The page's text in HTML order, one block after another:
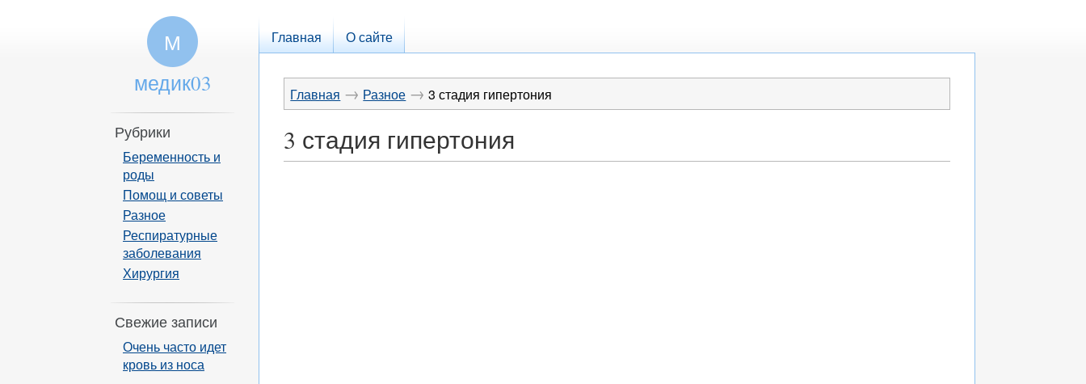
Главная О сайте
Главная → Разное → 3 стадия гипертония
3 стадия гипертония
М
медик03
Рубрики
Беременность и
роды
Помощ и советы
Разное
Респиратурные
заболевания
Хирургия
Свежие записи
Очень часто идет
кровь из носа